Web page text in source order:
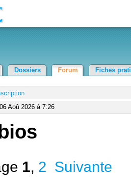
Dossiers Forum Fiches
Aoû 2026 à 7:26
1, 2 Suivante